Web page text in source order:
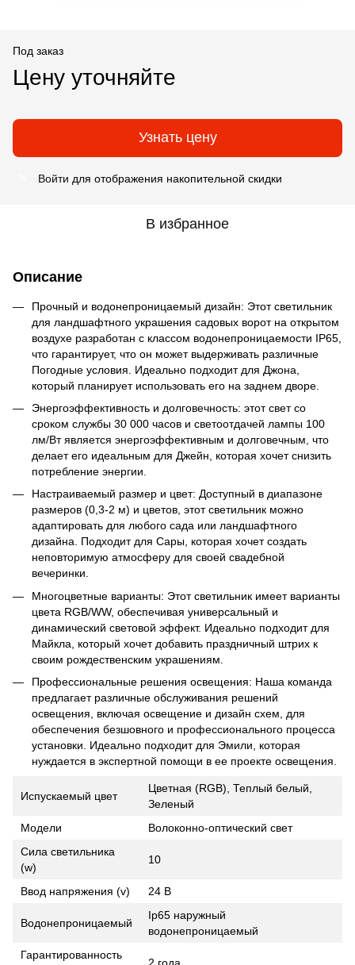
Под заказ
Цену уточняйте
Узнать цену
Войти для отображения накопительной скидки
В избранное
Описание
Прочный и водонепроницаемый дизайн: Этот светильник
для ландшафтного украшения садовых ворот на открытом
воздухе разработан с классом водонепроницаемости IP65,
что гарантирует, что он может выдерживать различные
Погодные условия. Идеально подходит для Джона,
который планирует использовать его на заднем дворе.
Энергоэффективность и долговечность: этот свет со
сроком службы 30 000 часов и светоотдачей лампы 100
лм/Вт является энергоэффективным и долговечным, что
делает его идеальным для Джейн, которая хочет снизить
потребление энергии.
Настраиваемый размер и цвет: Доступный в диапазоне
размеров (0,3-2 м) и цветов, этот светильник можно
адаптировать для любого сада или ландшафтного
дизайна. Подходит для Сары, которая хочет создать
неповторимую атмосферу для своей свадебной
вечеринки.
Многоцветные варианты: Этот светильник имеет варианты
цвета RGB/WW, обеспечивая универсальный и
динамический световой эффект. Идеально подходит для
Майкла, который хочет добавить праздничный штрих к
своим рождественским украшениям.
Профессиональные решения освещения: Наша команда
предлагает различные обслуживания решений
освещения, включая освещение и дизайн схем, для
обеспечения безшовного и профессионального процесса
установки. Идеально подходит для Эмили, которая
нуждается в экспертной помощи в ее проекте освещения.
Испускаемый цвет
Цветная (RGB), Теплый белый,
Зеленый
Модели
Волоконно-оптический свет
Сила светильника
(w)
10
Ввод напряжения (v) 24 В
Водонепроницаемый
Ip65 наружный
водонепроницаемый
Гарантированность
2 года